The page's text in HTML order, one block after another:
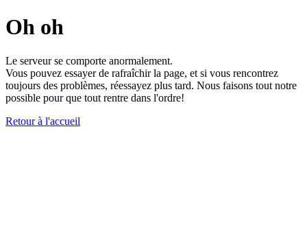
Oh oh
Le serveur se comporte anormalement.
Vous pouvez essayer de rafraîchir la page, et si vous rencontrez
toujours des problèmes, réessayez plus tard. Nous faisons tout notre
possible pour que tout rentre dans l'ordre!
Retour à l'accueil